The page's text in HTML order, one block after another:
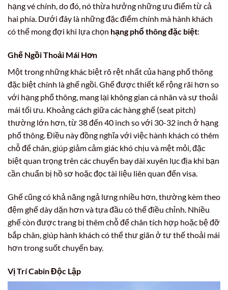
hạng vé chính, do đó, nó thừa hưởng những ưu điểm từ cả
hai phía. Dưới đây là những đặc điểm chính mà hành khách
có thể mong đợi khi lựa chọn hạng phổ thông đặc biệt:
Ghế Ngồi Thoải Mái Hơn
Một trong những khác biệt rõ rệt nhất của hạng phổ thông
đặc biệt chính là ghế ngồi. Ghế được thiết kế rộng rãi hơn so
với hạng phổ thông, mang lại không gian cá nhân và sự thoải
mái tối ưu. Khoảng cách giữa các hàng ghế (seat pitch)
thường lớn hơn, từ 38 đến 40 inch so với 30-32 inch ở hạng
phổ thông. Điều này đồng nghĩa với việc hành khách có thêm
chỗ để chân, giúp giảm cảm giác khó chịu và mệt mỏi, đặc
biệt quan trọng trên các chuyến bay dài xuyên lục địa khi bạn
cần chuẩn bị hồ sơ hoặc đọc tài liệu liên quan đến visa.
Ghế cũng có khả năng ngả lưng nhiều hơn, thường kèm theo
đệm ghế dày dặn hơn và tựa đầu có thể điều chỉnh. Nhiều
ghế còn được trang bị thêm chỗ để chân tích hợp hoặc bệ đỡ
bắp chân, giúp hành khách có thể thư giãn ở tư thế thoải mái
hơn trong suốt chuyến bay.
Vị Trí Cabin Độc Lập